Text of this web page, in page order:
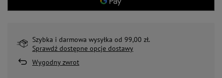
Szybka i darmowa wysyłka od 99,00 zł.
Sprawdź dostępne opcje dostawy
Wygodny zwrot